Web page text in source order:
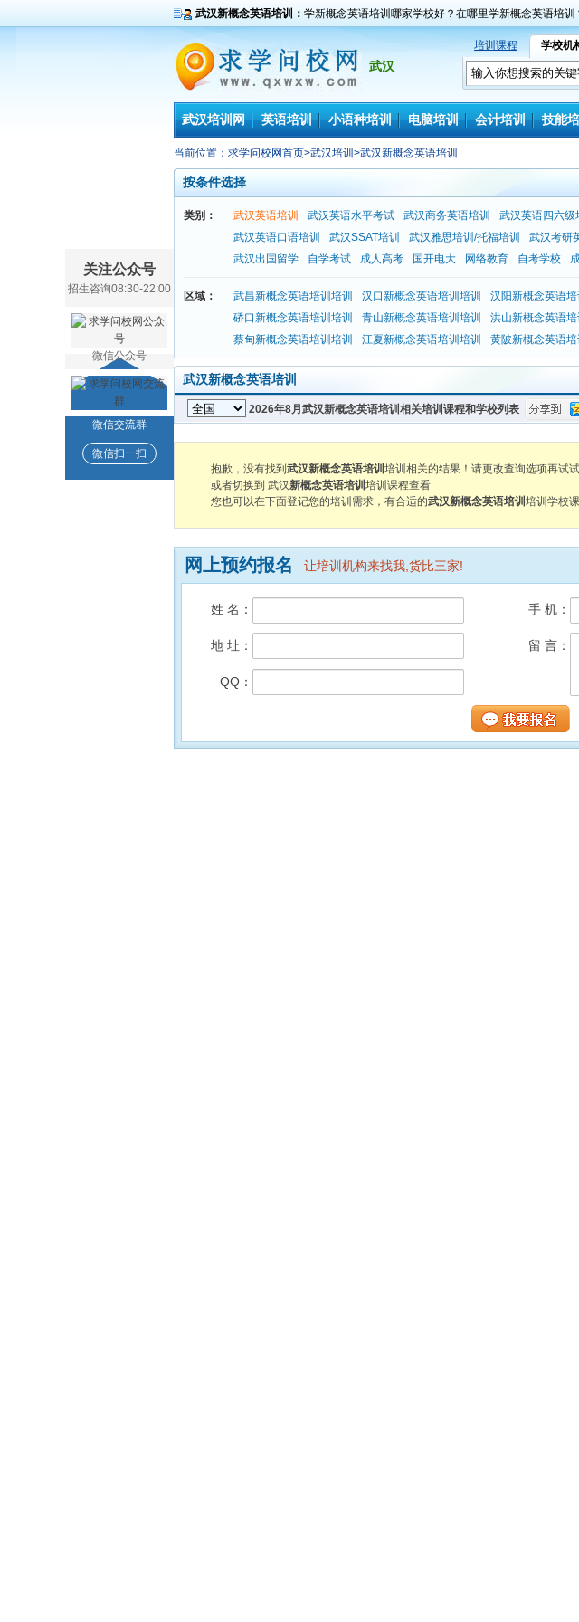
武汉新概念英语培训： 学新概念英语培训哪家学校好？在哪里学新概念英语培训
武汉
培训课程 学校机
武汉培训网 英语培训 小语种培训 电脑培训 会计培训 技能
当前位置： 求学问校网首页>武汉培训 >武汉新概念英语培训
按条件选择
类别： 武汉英语培训 武汉英语水平考试 武汉商务英语培训 武汉英语四六级
武汉英语口语培训
武汉SSAT培训 武汉雅思培训/托福培训 武汉考研
武汉出国留学
自学考试 成人高考 国开电大 网络教育 自考学校
区域： 武昌新概念英语培训培训 汉口新概念英语培训培训 汉阳新概念英语培
硚口新概念英语培训培训
青山新概念英语培训培训 洪山新概念英语培
蔡甸新概念英语培训培训
江夏新概念英语培训培训 黄陂新概念英语培
武汉新概念英语培训
2026年8月武汉新概念英语培训相关培训课程和学校列表
抱歉，没有找到 武汉新概念英语培训 培训相关的结果！请更改查询选项再试
或者切换到 武汉新概念英语培训 培训课程查看
您也可以在下面登记您的培训需求，有合适的武汉新概念英语培训 培训学校
网上预约报名 让培训机构来找我,货比三家!
姓 名： 手 机：
地 址： 留 言：
QQ：
关注公众号
招生咨询08:30-22:00
微信公众号
微信交流群
微信扫一扫